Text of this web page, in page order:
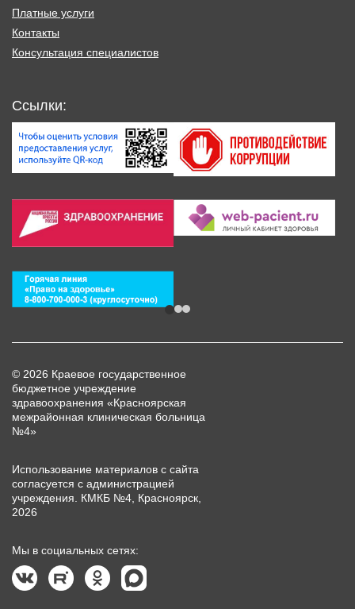
Платные услуги
Контакты
Консультация специалистов
Ссылки:
© 2026 Краевое государственное
бюджетное учреждение
здравоохранения «Красноярская
межрайонная клиническая больница
№4»
Использование материалов с сайта
согласуется с администрацией
учреждения. КМКБ №4, Красноярск,
2026
Мы в социальных сетях: